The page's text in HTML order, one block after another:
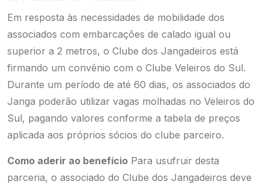
Em resposta às necessidades de mobilidade dos
associados com embarcações de calado igual ou
superior a 2 metros, o Clube dos Jangadeiros está
firmando um convênio com o Clube Veleiros do Sul.
Durante um período de até 60 dias, os associados do
Janga poderão utilizar vagas molhadas no Veleiros do
Sul, pagando valores conforme a tabela de preços
aplicada aos próprios sócios do clube parceiro.
Como aderir ao benefício Para usufruir desta
parceria, o associado do Clube dos Jangadeiros deve